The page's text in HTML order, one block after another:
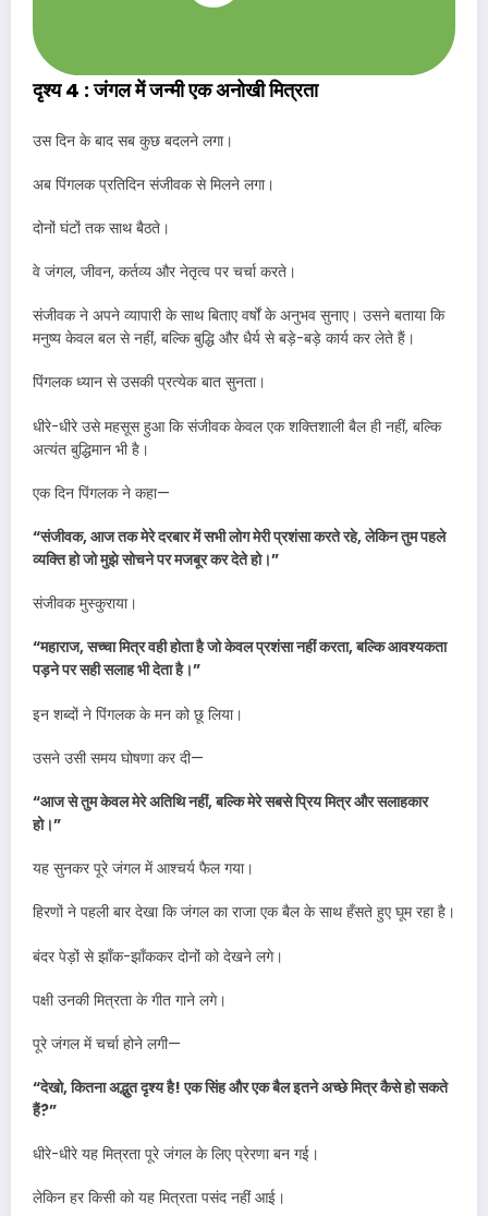
दृश्य 4 : जंगल में जन्मी एक अनोखी मित्रता
उस दिन के बाद सब कुछ बदलने लगा।
अब पिंगलक प्रतिदिन संजीवक से मिलने लगा।
दोनों घंटों तक साथ बैठते।
वे जंगल, जीवन, कर्तव्य और नेतृत्व पर चर्चा करते।
संजीवक ने अपने व्यापारी के साथ बिताए वर्षों के अनुभव सुनाए। उसने बताया कि
मनुष्य केवल बल से नहीं, बल्कि बुद्धि और धैर्य से बड़े-बड़े कार्य कर लेते हैं।
पिंगलक ध्यान से उसकी प्रत्येक बात सुनता।
धीरे-धीरे उसे महसूस हुआ कि संजीवक केवल एक शक्तिशाली बैल ही नहीं, बल्कि
अत्यंत बुद्धिमान भी है।
एक दिन पिंगलक ने कहा—
“संजीवक, आज तक मेरे दरबार में सभी लोग मेरी प्रशंसा करते रहे, लेकिन तुम पहले
व्यक्ति हो जो मुझे सोचने पर मजबूर कर देते हो।”
संजीवक मुस्कुराया।
“महाराज, सच्चा मित्र वही होता है जो केवल प्रशंसा नहीं करता, बल्कि आवश्यकता
पड़ने पर सही सलाह भी देता है।”
इन शब्दों ने पिंगलक के मन को छू लिया।
उसने उसी समय घोषणा कर दी—
“आज से तुम केवल मेरे अतिथि नहीं, बल्कि मेरे सबसे प्रिय मित्र और सलाहकार
हो।”
यह सुनकर पूरे जंगल में आश्चर्य फैल गया।
हिरणों ने पहली बार देखा कि जंगल का राजा एक बैल के साथ हँसते हुए घूम रहा है।
बंदर पेड़ों से झाँक-झाँककर दोनों को देखने लगे।
पक्षी उनकी मित्रता के गीत गाने लगे।
पूरे जंगल में चर्चा होने लगी—
“देखो, कितना अद्भुत दृश्य है! एक सिंह और एक बैल इतने अच्छे मित्र कैसे हो सकते
हैं?”
धीरे-धीरे यह मित्रता पूरे जंगल के लिए प्रेरणा बन गई।
लेकिन हर किसी को यह मित्रता पसंद नहीं आई।